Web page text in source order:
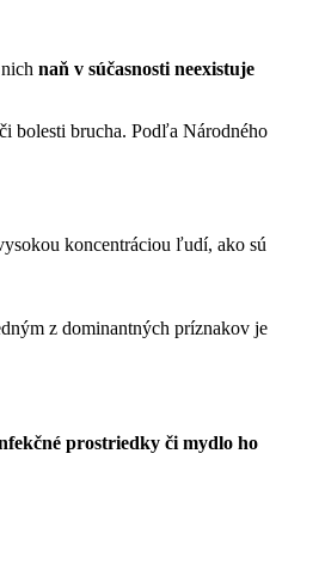
naň v súčasnosti neexistuje
bolesti brucha. Podľa Národného
koncentráciou ľudí, ako sú
z dominantných príznakov je
prostriedky či mydlo ho